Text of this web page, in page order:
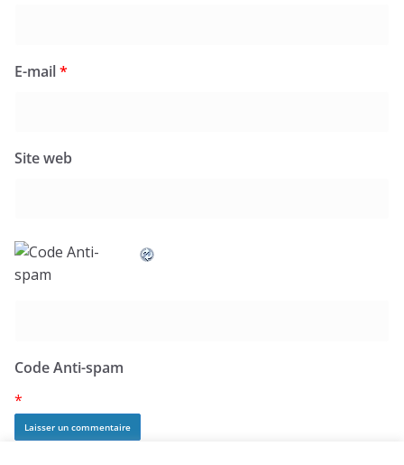
E-mail*
Site web
Code Anti-spam
*